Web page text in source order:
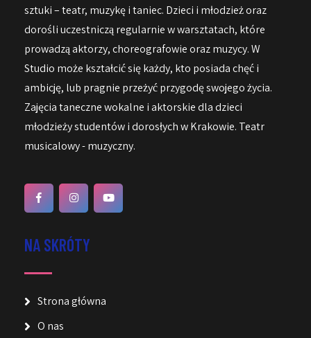
sztuki – teatr, muzykę i taniec. Dzieci i młodzież oraz
dorośli uczestniczą regularnie w warsztatach, które
prowadzą aktorzy, choreografowie oraz muzycy. W
Studio może kształcić się każdy, kto posiada chęć i
ambicję, lub pragnie przeżyć przygodę swojego życia.
Zajęcia taneczne wokalne i aktorskie dla dzieci
młodzieży studentów i dorosłych w Krakowie. Teatr
musicalowy - muzyczny.
NA SKRÓTY
Strona główna
O nas